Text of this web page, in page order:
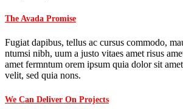
The Avada Promise
Fugiat dapibus, tellus ac cursus commodo,
ntumsi nibh, uum a justo vitaes amet risus
amet fermntum orem ipsum quia dolor sit
velit, sed quia nons.
We Can Deliver On Projects